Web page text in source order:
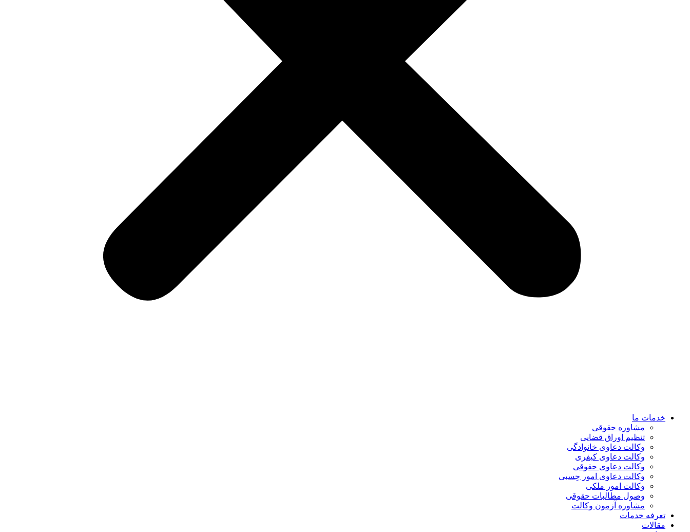
خدمات ما
مشاوره حقوقی
تنظیم اوراق قضایی
وکالت دعاوی خانوادگی
وکالت دعاوی کیفری
وکالت دعاوی حقوقی
وکالت دعاوی امور حِسبی
وکالت امور ملکی
وصول مطالبات حقوقی
مشاوره آزمون وکالت
تعرفه خدمات
مقالات